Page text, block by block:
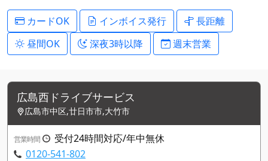
カードOK インボイス発行
長距離
昼間OK
深夜3時以降 週末営業
広島西ドライブサービス
広島市中区,廿日市市,大竹市
営業時間
受付24時間対応/年中無休
0120-541-802